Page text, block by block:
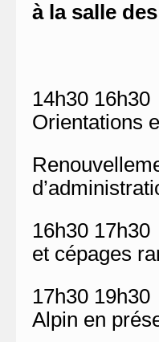
à la salle
14h30
Orientations
16h30
et cépages
17h30
Alpin en